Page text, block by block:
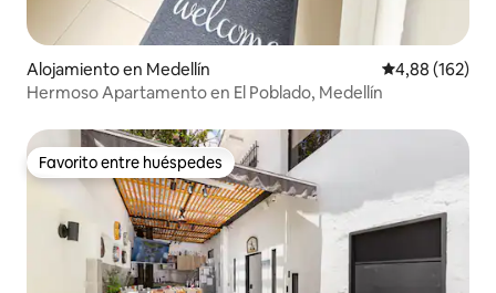
Alojamiento en Medellín Calificación
4,88 (162)
Hermoso Apartamento en El Poblado, Medellín
Favorito entre huéspedes
Favorito entre huéspedes